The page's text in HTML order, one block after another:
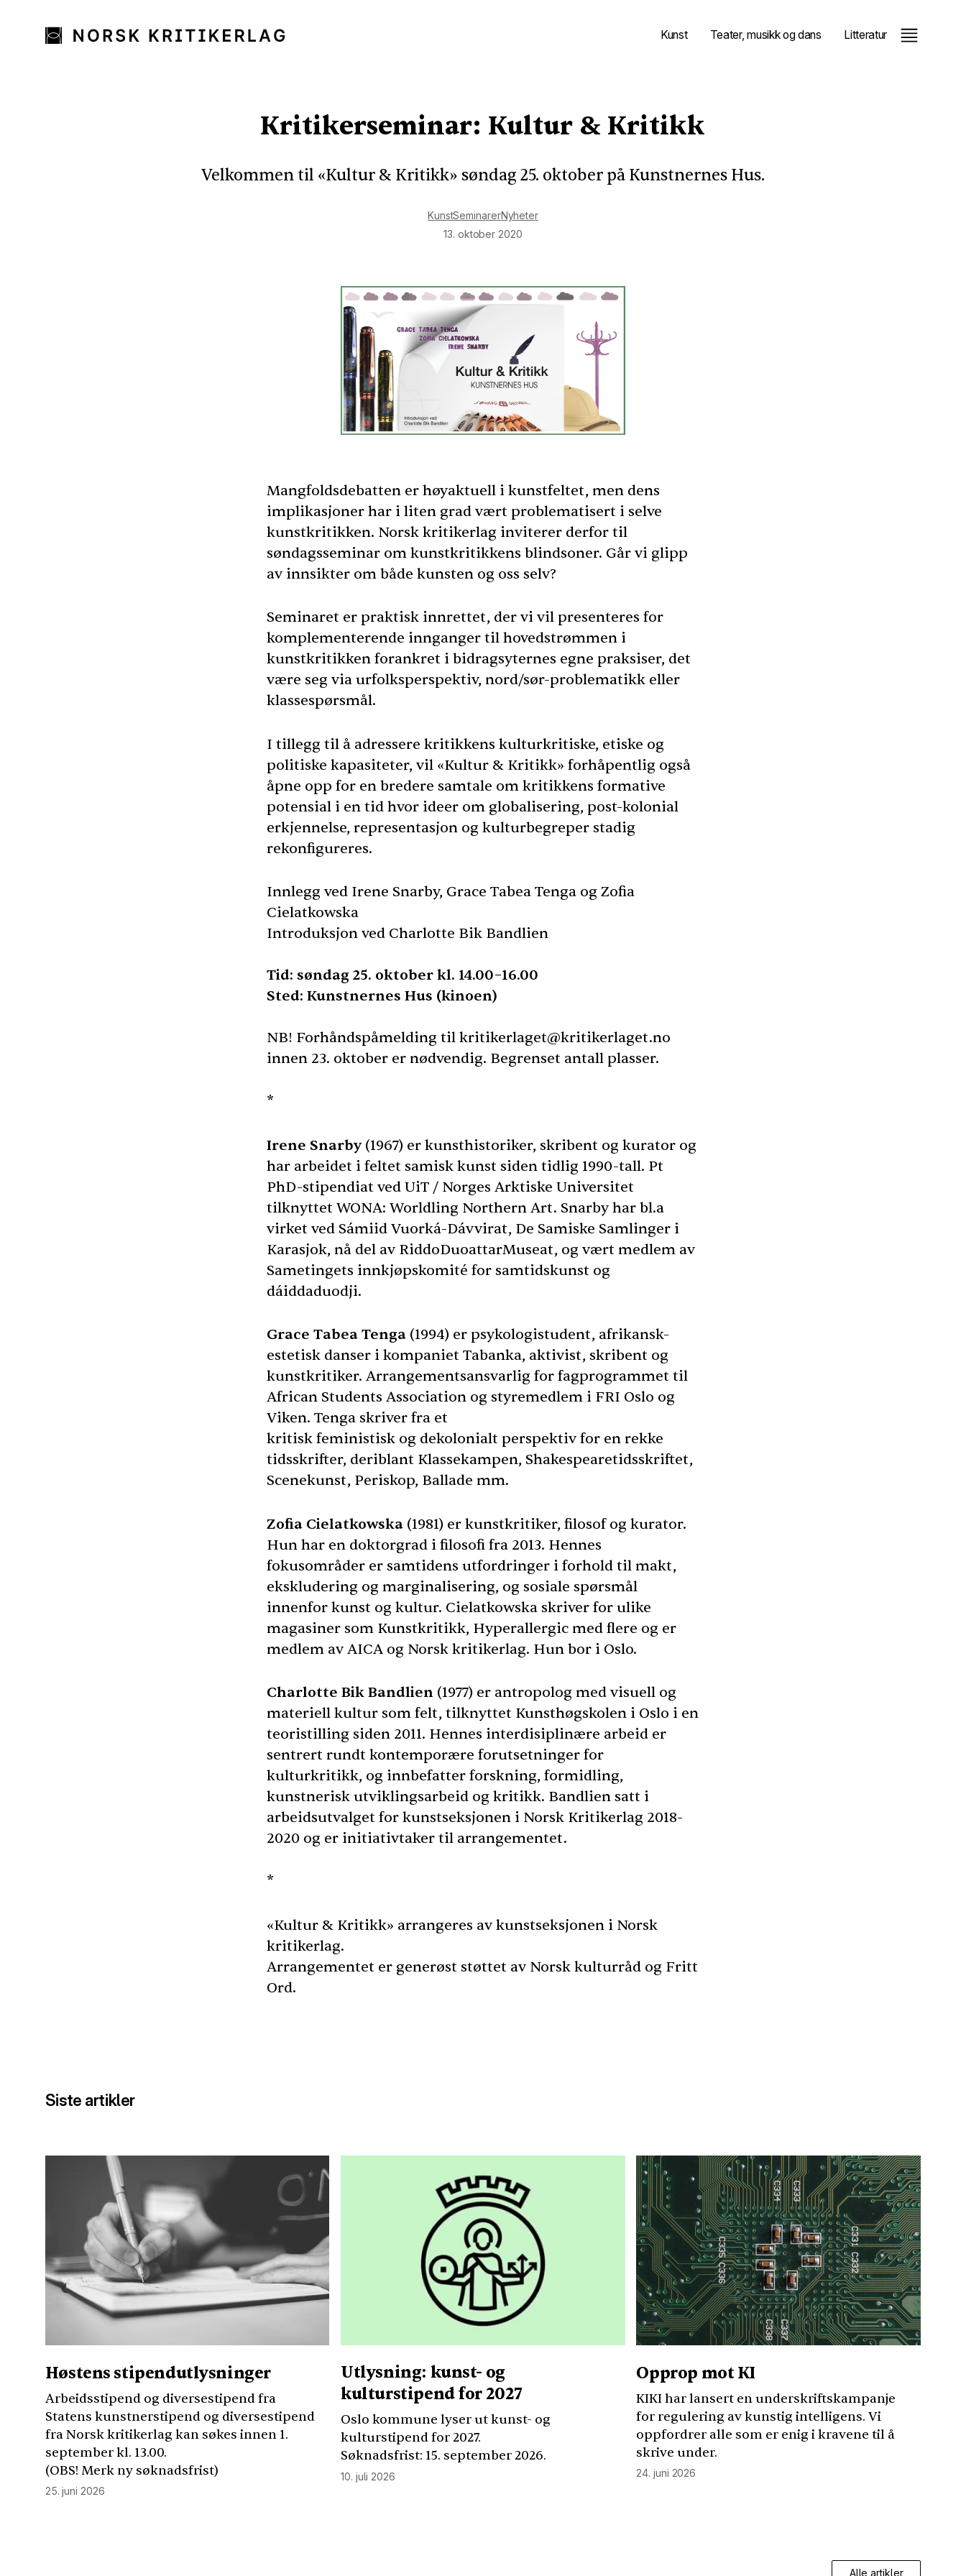
Kunst Teater, musikk og dans Litteratur
Kritikerseminar: Kultur & Kritikk
Velkommen til «Kultur & Kritikk» søndag 25. oktober på Kunstnernes Hus.
KunstSeminarerNyheter
13. oktober 2020
Mangfoldsdebatten er høyaktuell i kunstfeltet, men dens
implikasjoner har i liten grad vært problematisert i selve
kunstkritikken. Norsk kritikerlag inviterer derfor til
søndagsseminar om kunstkritikkens blindsoner. Går vi glipp
av innsikter om både kunsten og oss selv?
Seminaret er praktisk innrettet, der vi vil presenteres for
komplementerende innganger til hovedstrømmen i
kunstkritikken forankret i bidragsyternes egne praksiser, det
være seg via urfolksperspektiv, nord/sør-problematikk eller
klassespørsmål.
I tillegg til å adressere kritikkens kulturkritiske, etiske og
politiske kapasiteter, vil «Kultur & Kritikk» forhåpentlig også
åpne opp for en bredere samtale om kritikkens formative
potensial i en tid hvor ideer om globalisering, post-kolonial
erkjennelse, representasjon og kulturbegreper stadig
rekonfigureres.
Innlegg ved Irene Snarby, Grace Tabea Tenga og Zofia
Cielatkowska
Introduksjon ved Charlotte Bik Bandlien
Tid: søndag 25. oktober kl. 14.00–16.00
Sted: Kunstnernes Hus (kinoen)
NB! Forhåndspåmelding til kritikerlaget@kritikerlaget.no
innen 23. oktober er nødvendig. Begrenset antall plasser.
*
Irene Snarby(1967) er kunsthistoriker, skribent og kurator og
har arbeidet i feltet samisk kunst siden tidlig 1990-tall. Pt
PhD-stipendiat ved UiT / Norges Arktiske Universitet
tilknyttetWONA: Worldling Northern Art. Snarby har bl.a
virket ved Sámiid Vuorká-Dávvirat, De Samiske Samlinger i
Karasjok, nå del av RiddoDuoattarMuseat, og vært medlem av
Sametingets innkjøpskomité for samtidskunst og
dáiddaduodji.
Grace Tabea Tenga (1994) er psykologistudent, afrikansk-
estetisk danser i kompaniet Tabanka, aktivist, skribent og
kunstkritiker. Arrangementsansvarlig for fagprogrammet til
African Students Association og styremedlem i FRI Oslo og
Viken. Tenga skriver fra et
kritisk feministisk og dekolonialt perspektiv for en rekke
tidsskrifter, deriblant Klassekampen, Shakespearetidsskriftet,
Scenekunst, Periskop, Ballade mm.
Zofia Cielatkowska (1981) er kunstkritiker, filosof og kurator.
Hun har en doktorgrad i filosofi fra 2013. Hennes
fokusområder er samtidens utfordringer i forhold til makt,
ekskludering og marginalisering, og sosiale spørsmål
innenfor kunst og kultur. Cielatkowska skriver for ulike
magasiner som Kunstkritikk, Hyperallergic med flere og er
medlem avAICA og Norsk kritikerlag. Hun bor i Oslo.
Charlotte Bik Bandlien (1977) er antropolog med visuell og
materiell kultur som felt, tilknyttet Kunsthøgskolen i Oslo i en
teoristilling siden 2011. Hennes interdisiplinære arbeid er
sentrert rundt kontemporære forutsetninger for
kulturkritikk, og innbefatter forskning, formidling,
kunstnerisk utviklingsarbeid og kritikk. Bandlien satt i
arbeidsutvalget for kunstseksjonen i Norsk Kritikerlag 2018-
2020 og er initiativtaker til arrangementet.
*
«Kultur & Kritikk» arrangeres av kunstseksjonen i Norsk
kritikerlag.
Arrangementet er generøst støttet av Norsk kulturråd og Fritt
Ord.
Siste artikler
Høstens stipendutlysninger
Arbeidsstipend og diversestipend fra
Statens kunstnerstipend og diversestipend
fra Norsk kritikerlag kan søkes innen 1.
september kl. 13.00.
(OBS! Merk ny søknadsfrist)
25. juni 2026
Utlysning: kunst- og
kulturstipend for 2027
Oslo kommune lyser ut kunst- og
kulturstipend for 2027.
Søknadsfrist: 15. september 2026.
10. juli 2026
Opprop mot KI
KIKIhar lansert en underskriftskampanje
for regulering av kunstig intelligens. Vi
oppfordrer alle som er enig i kravene til å
skrive under.
24. juni 2026
Alle artikler